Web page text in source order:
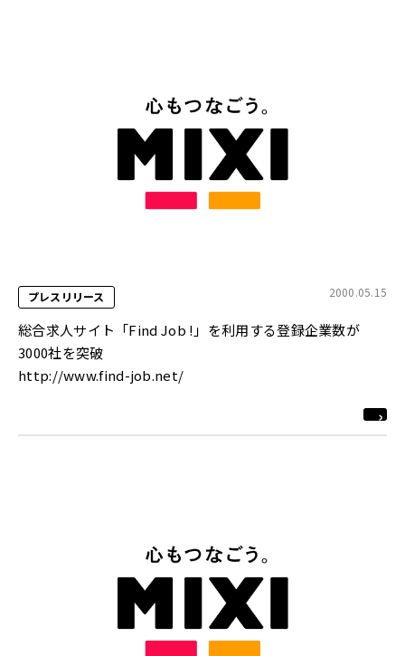
プレスリリース 2000.05.15
総合求人サイト「Find Job !」を利用する登録企業数が
3000社を突破
http://www.find-job.net/